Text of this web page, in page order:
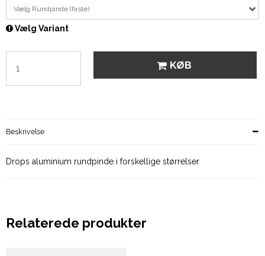
Vælg Rundpinde (faste)
Vælg Variant
KØB
Beskrivelse
Drops aluminium rundpinde i forskellige størrelser
Relaterede produkter